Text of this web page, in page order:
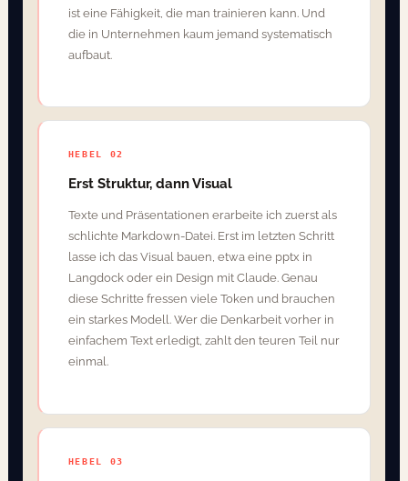
ist eine Fähigkeit, die man trainieren kann. Und
die in Unternehmen kaum jemand systematisch
aufbaut.
HEBEL 02
Erst Struktur, dann Visual
Texte und Präsentationen erarbeite ich zuerst als
schlichte Markdown-Datei. Erst im letzten Schritt
lasse ich das Visual bauen, etwa eine pptx in
Langdock oder ein Design mit Claude. Genau
diese Schritte fressen viele Token und brauchen
ein starkes Modell. Wer die Denkarbeit vorher in
einfachem Text erledigt, zahlt den teuren Teil nur
einmal.
HEBEL 03